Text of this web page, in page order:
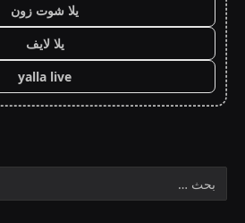
يلا شوت زون
يلا لايف
yalla live